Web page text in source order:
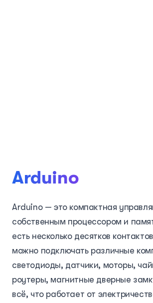
Arduino
Arduino — это компактная
собственным процессором и
есть несколько десятков
можно подключать различные
светодиоды, датчики, моторы,
роутеры, магнитные дверные
всё, что работает от